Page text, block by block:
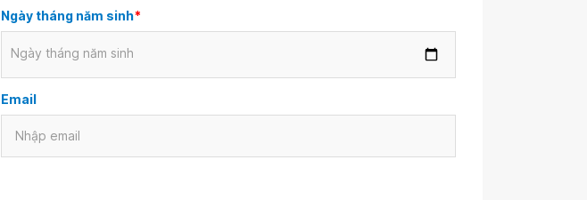
Ngày tháng năm sinh*
Ngày tháng năm sinh
Email